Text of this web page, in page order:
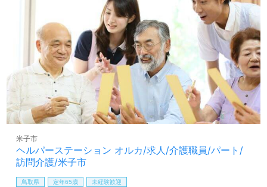
ヘルパーステーション オルカ/求人/介護職員/パート/
訪問介護/米子市
米子市
鳥取県 定年65歳 未経験歓迎